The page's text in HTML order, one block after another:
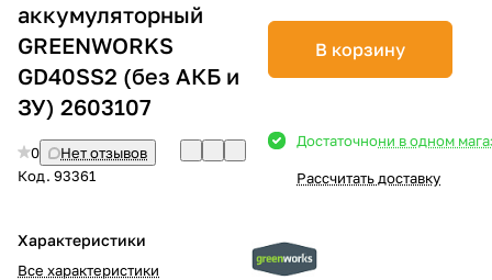
аккумуляторный
GREENWORKS
GD40SS2 (без АКБ и
ЗУ) 2603107
0
Нет отзывов
Код. 93361
Характеристики
Все характеристики
В корзину
Достаточнони в одном
Рассчитать доставку
Сегодня
25%
Добавляйте товары
в корзину
Оплачивайте сегодня только
% картой любого банка